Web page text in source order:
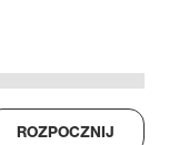
ROZPOCZNIJ